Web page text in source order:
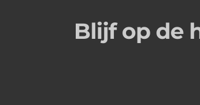
Blijf op de